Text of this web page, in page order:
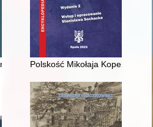
synów szlacheckich w XVI-
Polskość Mikołaja Kopernika z